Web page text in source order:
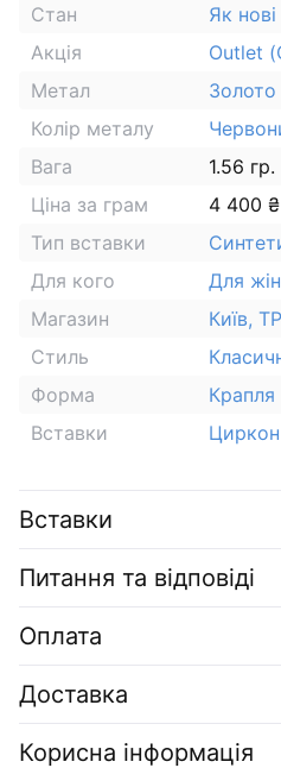
Стан
Як нові
Акція
Outlet
Метал
Золото
Колір металу
Вага
1.56 гр.
Ціна за грам
4 400 ₴
Тип вставки
Для кого
Для
Магазин
Київ,
Стиль
Форма
Крапля
Вставки
Циркон
Вставки
Питання та відповіді
Оплата
Доставка
Корисна інформація